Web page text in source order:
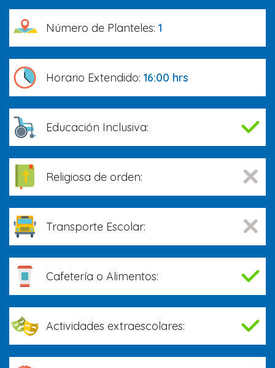
Número de Planteles: 1
Horario Extendido: 16:00 hrs
Educación Inclusiva:
Religiosa de orden:
Transporte Escolar:
Cafetería o Alimentos:
Actividades extraescolares: